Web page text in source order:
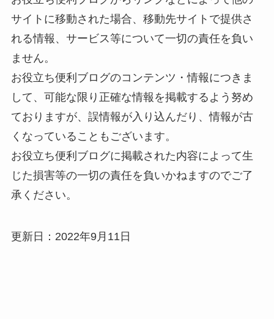
サイトに移動された場合、移動先サイトで提供さ
れる情報、サービス等について一切の責任を負い
ません。
お役立ち便利ブログのコンテンツ・情報につきま
して、可能な限り正確な情報を掲載するよう努め
ておりますが、誤情報が入り込んだり、情報が古
くなっていることもございます。
お役立ち便利ブログに掲載された内容によって生
じた損害等の一切の責任を負いかねますのでご了
承ください。
更新日： 2022年9月11日